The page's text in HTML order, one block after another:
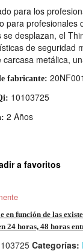
para los
para profesionales
se desplazan, el
de seguridad
carcasa metálica,
fabricante:
10103725
2 Años
a favoritos
en función de las
24 horas, 48 horas
Categorías: